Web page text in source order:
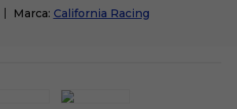
Marca: California Racing